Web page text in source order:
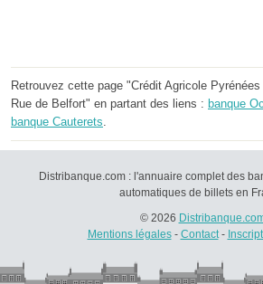
Retrouvez cette page "Crédit Agricole
Rue de Belfort" en partant des liens : banque
banque Cauterets.
Distribanque.com : l'annuaire complet des
automatiques de billets en
© 2026
Mentions légales- Contact-